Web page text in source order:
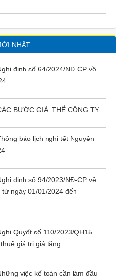
NHẤT
định số 64/2024/NĐ-CP về
BƯỚC GIẢI THỂ CÔNG TY
báo lịch nghỉ tết Nguyên
định số 94/2023/NĐ-CP về
ngày 01/01/2024 đến
Quyết số 110/2023/QH15
giá trị giá tăng
việc kế toán cần làm đầu